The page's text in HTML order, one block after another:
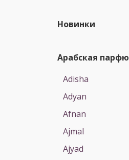
Новинки
Арабская
Adisha
Adyan
Afnan
Ajmal
Ajyad